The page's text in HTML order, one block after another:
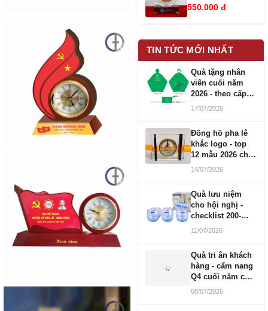
550.000 đ
TIN TỨC MỚI NHẤT
Quà tặng nhân
viên cuối năm
2026 - theo cấp
bậc CBNV
17/07/2026
Đồng hồ pha lê
khắc logo - top
12 mẫu 2026 cho
doanh nghiệp
14/07/2026
Quà lưu niệm
cho hội nghị -
checklist 200-
1000 người
11/07/2026
Quà tri ân khách
hàng - cẩm nang
Q4 cuối năm cho
doanh nghiệp
08/07/2026